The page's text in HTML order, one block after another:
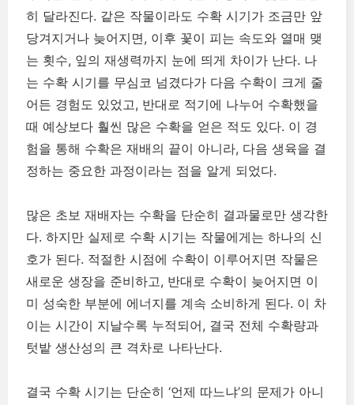
히 달라진다. 같은 작물이라도 수확 시기가 조금만 앞
당겨지거나 늦어지면, 이후 꽃이 피는 속도와 열매 맺
는 횟수, 잎의 재생력까지 눈에 띄게 차이가 난다. 나
는 수확 시기를 무심코 넘겼다가 다음 수확이 크게 줄
어든 경험도 있었고, 반대로 적기에 나누어 수확했을
때 예상보다 훨씬 많은 수확을 얻은 적도 있다. 이 경
험을 통해 수확은 재배의 끝이 아니라, 다음 생육을 결
정하는 중요한 과정이라는 점을 알게 되었다.
많은 초보 재배자는 수확을 단순히 결과물로만 생각한
다. 하지만 실제로 수확 시기는 작물에게는 하나의 신
호가 된다. 적절한 시점에 수확이 이루어지면 작물은
새로운 생장을 준비하고, 반대로 수확이 늦어지면 이
미 성숙한 부분에 에너지를 계속 소비하게 된다. 이 차
이는 시간이 지날수록 누적되어, 결국 전체 수확량과
텃밭 생산성의 큰 격차로 나타난다.
결국 수확 시기는 단순히 ‘언제 따느냐’의 문제가 아니